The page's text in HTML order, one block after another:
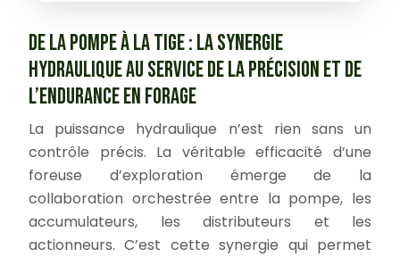
DE LA POMPE À LA TIGE : LA SYNERGIE
HYDRAULIQUE AU SERVICE DE LA PRÉCISION ET DE
L’ENDURANCE EN FORAGE
La puissance hydraulique n’est rien sans un
contrôle précis. La véritable efficacité d’une
foreuse d’exploration émerge de la
collaboration orchestrée entre la pompe, les
accumulateurs, les distributeurs et les
actionneurs. C’est cette synergie qui permet